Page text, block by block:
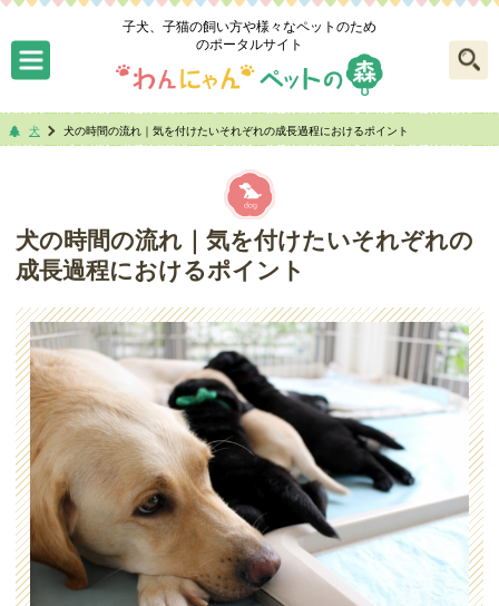
子犬、子猫の飼い方や様々なペットのため
のポータルサイト
犬 犬の時間の流れ｜気を付けたいそれぞれの成長過程におけるポイント
犬の時間の流れ｜気を付けたいそれぞれの
成長過程におけるポイント